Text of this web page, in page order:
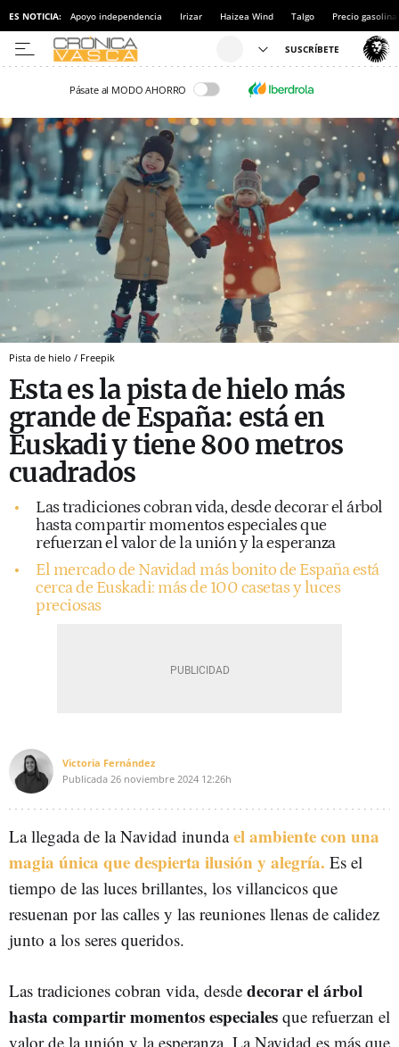
ES NOTICIA: Apoyo independencia Irizar Haizea Wind Talgo Precio gasolina
Pásate al MODO AHORRO
Pista de hielo / Freepik
Esta es la pista de hielo más
grande de España: está en
Euskadi y tiene 800 metros
cuadrados
Las tradiciones cobran vida, desde decorar el árbol
hasta compartir momentos especiales que
refuerzan el valor de la unión y la esperanza
El mercado de Navidad más bonito de España está
cerca de Euskadi: más de 100 casetas y luces
preciosas
Victoria Fernández
Publicada 26 noviembre 2024 12:26h
La llegada de la Navidad inundael ambiente con una
magia única que despierta ilusión y alegría. Es el
tiempo de las luces brillantes, los villancicos que
resuenan por las calles y las reuniones llenas de calidez
junto a los seres queridos.
Las tradiciones cobran vida, desde decorar el árbol
hasta compartir momentos especiales que refuerzan el
valor de la unión y la esperanza. La Navidad es más que